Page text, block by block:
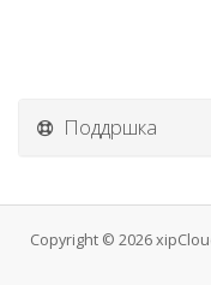
Поддршка
Copyright © 2026